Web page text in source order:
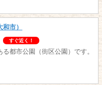
市）
すぐ近く！
都市公園（街区公園）です。